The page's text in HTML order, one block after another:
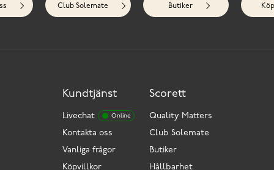
Club Solemate Butiker
Kundtjänst
Livechat Online
Kontakta oss
Vanliga frågor
Köpvillkor
Scorett
Quality Matters
Club Solemate
Butiker
Hållbarhet